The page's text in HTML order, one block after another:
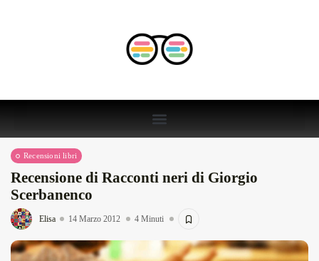
Recensioni libri
Recensione di Racconti neri di Giorgio
Scerbanenco
Elisa 14 Marzo 2012 4 Minuti